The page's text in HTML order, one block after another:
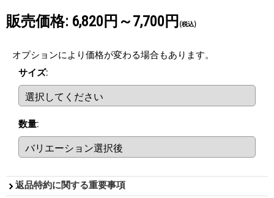
販売価格: 6,820円～7,700円 (税込)
オプションにより価格が変わる場合もあります。
サイズ:
数量:
返品特約に関する重要事項